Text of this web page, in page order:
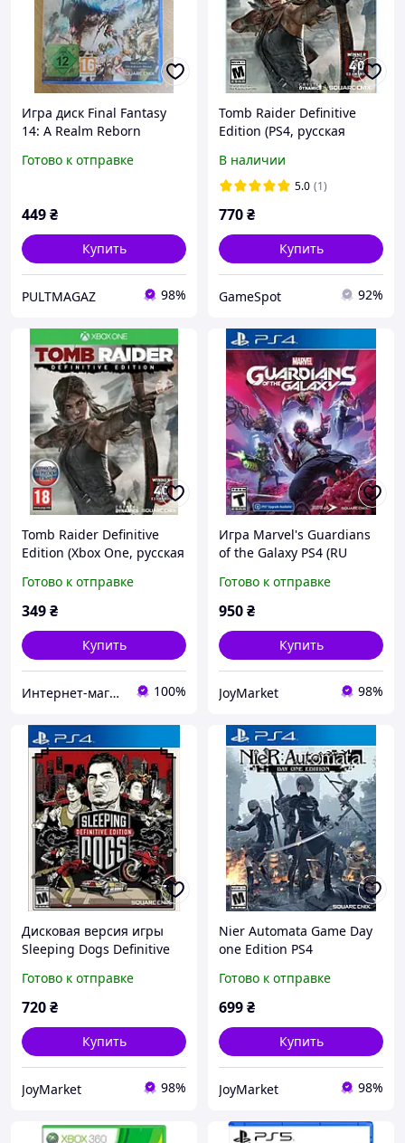
Игра диск Final Fantasy
14: A Realm Reborn
PS4 Б/У
Готово к отправке
449₴
Купить
PULTMAGAZ 98%
Tomb Raider Definitive
Edition (PS4, русская
В наличии
5.0 (1)
770₴
Купить
GameSpot 92%
Tomb Raider Definitive
Edition (Xbox One, русская
Готово к отправке
349₴
Купить
Интернет-магазин "KeyStoreGame" 100%
Игра Marvel's Guardians
of the Galaxy PS4 (RU
Готово к отправке
950₴
Купить
JoyMarket 98%
Дисковая версия игры
Sleeping Dogs Definitive
Готово к отправке
720₴
Купить
JoyMarket 98%
Nier Automata Game Day
one Edition PS4
Готово к отправке
699₴
Купить
JoyMarket 98%